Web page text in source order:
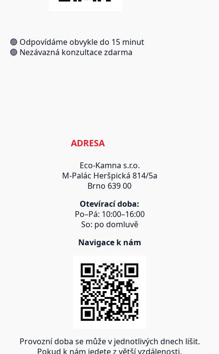
🟢 Odpovídáme obvykle do 15 minut
🟢 Nezávazná konzultace zdarma
ADRESA
Eco-Kamna s.r.o.
M-Palác Heršpická 814/5a
Brno 639 00
Otevírací doba:
Po–Pá: 10:00–16:00
So: po domluvě
Navigace k nám
Provozní doba se může v jednotlivých dnech lišit.
Pokud k nám jedete z větší vzdálenosti,